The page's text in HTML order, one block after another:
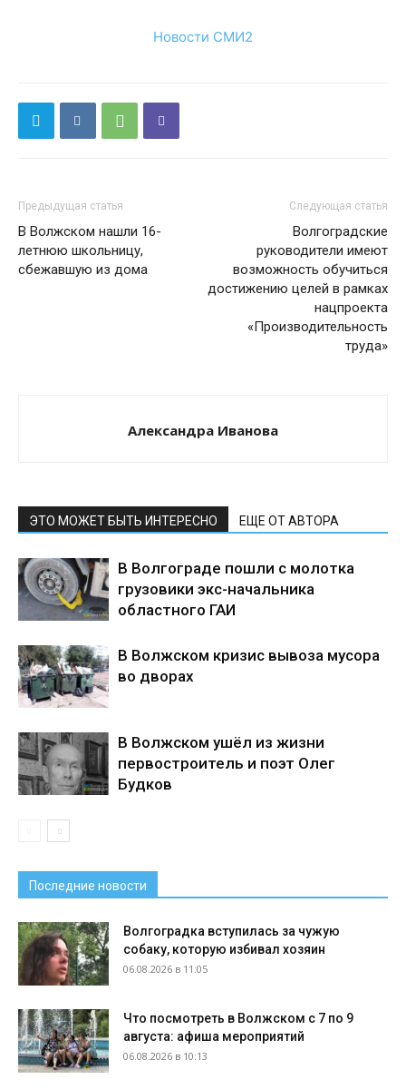
Новости СМИ2
Предыдущая статья
В Волжском нашли 16-
летнюю школьницу,
сбежавшую из дома
Следующая статья
Волгоградские
руководители имеют
возможность обучиться
достижению целей в рамках
нацпроекта
«Производительность
труда»
Александра Иванова
ЭТО МОЖЕТ БЫТЬ ИНТЕРЕСНО ЕЩЕ ОТ АВТОРА
В Волгограде пошли с молотка
грузовики экс-начальника
областного ГАИ
В Волжском кризис вывоза мусора
во дворах
В Волжском ушёл из жизни
первостроитель и поэт Олег
Будков
Последние новости
Волгоградка вступилась за чужую
собаку, которую избивал хозяин
06.08.2026 в 11:05
Что посмотреть в Волжском с 7 по 9
августа: афиша мероприятий
06.08.2026 в 10:13